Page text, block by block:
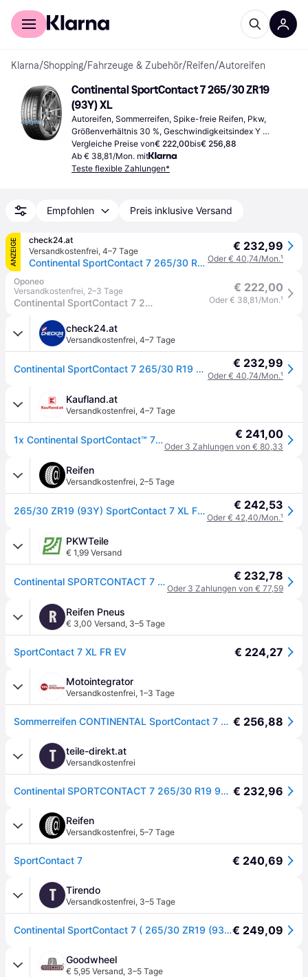
Für Shopper
Klarna/Shopping/Fahrzeuge & Zubehör/Reifen/Autoreifen
Continental SportContact 7 265/30 ZR19
(93Y) XL
Autoreifen, Sommerreifen, Spike-freie Reifen, Pkw,
Größenverhältnis 30 %, Geschwindigkeitsindex Y
(300 km/h)
Vergleiche Preise von€ 222,00bis€ 256,88
Ab € 38,81/Mon. mit
Teste flexible Zahlungen*
Empfohlen Preis inklusive Versand
ANZEIGE
check24.at
Versandkostenfrei, 4–7 Tage
Continental SportContact 7 265/30 R19 93 Y, Sommerreifen
€ 232,99
Oder € 40,74/Mon.¹
Oponeo
Versandkostenfrei, 2–3 Tage
Continental SportContact 7 265/30 R19 93 Y XL, ZR, FR
€ 222,00
Oder € 38,81/Mon.¹
check24.at
Versandkostenfrei, 4–7 Tage
Continental SportContact 7 265/30 R19 93 Y, Sommerreifen € 232,99
Oder € 40,74/Mon.¹
Kaufland.at
Versandkostenfrei, 4–7 Tage
1x Continental SportContact™ 7 Sommerreifen 265/30 R19 93Y XL Reifen € 241,00
Oder 3 Zahlungen von € 80,33
Reifen
Versandkostenfrei, 2–5 Tage
265/30 ZR19 (93Y) SportContact 7 XL FR EVc € 242,53
Oder € 42,40/Mon.¹
PKWTeile
€ 1,99 Versand
Continental SPORTCONTACT 7 265/30 R19 93(Y) Reifen € 232,78
Oder 3 Zahlungen von € 77,59
R Reifen Pneus
€ 3,00 Versand, 3–5 Tage
SportContact 7 XL FR EV € 224,27
Motointegrator
Versandkostenfrei, 1–3 Tage
Sommerreifen CONTINENTAL SportContact 7 265/30R19 XL 93Y € 256,88
T teile-direkt.at
Versandkostenfrei
Continental SPORTCONTACT 7 265/30 R19 93Y PKW Sommerreifen Reifen 03113910000 € 232,96
Reifen
Versandkostenfrei, 5–7 Tage
SportContact 7 € 240,69
T Tirendo
Versandkostenfrei, 3–5 Tage
Continental SportContact 7 ( 265/30 ZR19 (93Y) XL EVc, mit Felgenrippe ) - schwarz€ 249,09
Goodwheel
€ 5,95 Versand, 3–5 Tage